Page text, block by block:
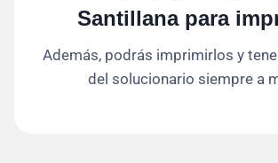
Santillana para
Además, podrás imprimirlos y
del solucionario siempre a